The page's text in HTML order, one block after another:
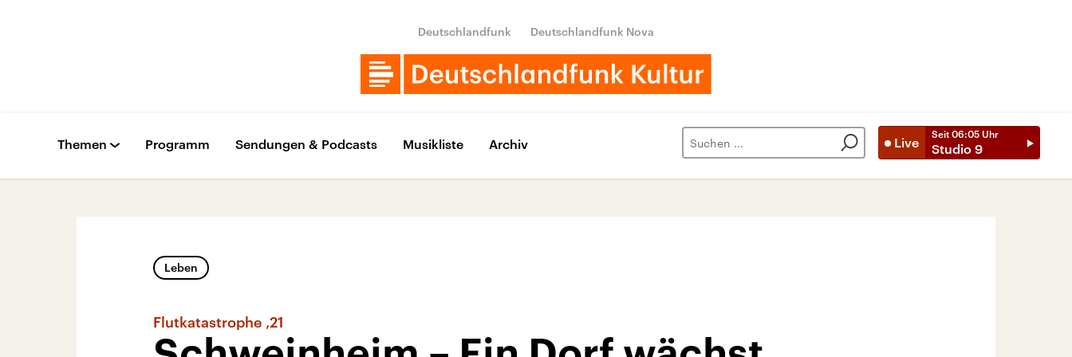
Deutschlandfunk Deutschlandfunk Nova
Live
Seit 06:05 Uhr
Studio 9
Themen Programm Sendungen & Podcasts Musikliste Archiv
Leben
Flutkatastrophe ‚21